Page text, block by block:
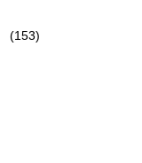
(153)